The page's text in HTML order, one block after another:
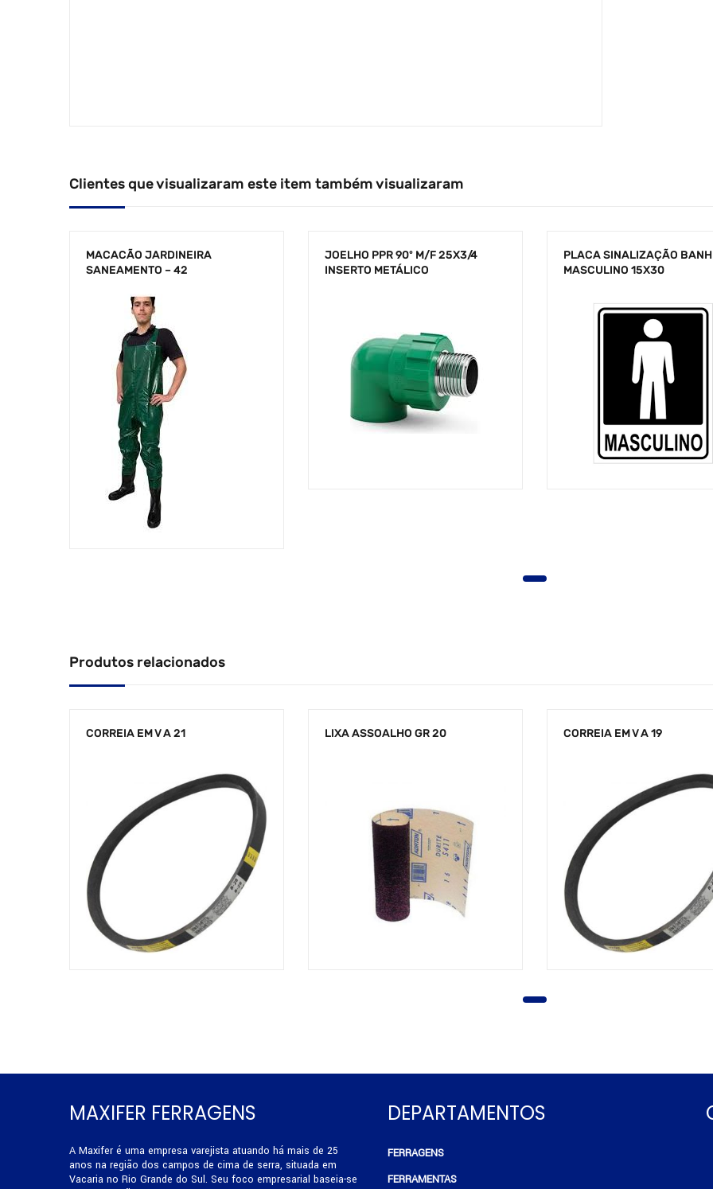
Clientes que visualizaram este item também visualizaram
MACACÃO JARDINEIRA
SANEAMENTO – 42
JOELHO PPR 90º M/F 25X3/4
INSERTO METÁLICO
PLACA SINALIZAÇÃO
MASCULINO 15X30
Produtos relacionados
CORREIA EM V A 21 LIXA ASSOALHO GR 20 CORREIA EM V A 19
MAXIFER FERRAGENS
A Maxifer é uma empresa varejista atuando há mais de 25
anos na região dos campos de cima de serra, situada em
Vacaria no Rio Grande do Sul. Seu foco empresarial baseia-se
DEPARTAMENTOS
FERRAGENS
FERRAMENTAS